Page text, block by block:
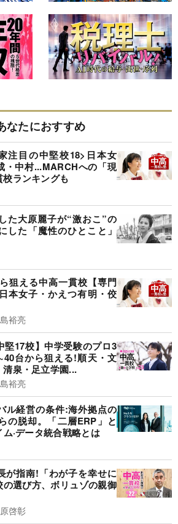
なたにおすすめ
注目の中堅校18>日本女
・中村...MARCHへの「現
ランキングも
た大原麗子が“激おこ”の
した「魔性のひとこと」
狙える中高一貫校【専門
本女子・かえつ有明・佼
裕亮
堅17校】中学受験のプロ3
台から狙える!順天・文
泉・足立学園...
裕亮
ル経営の条件:海外拠点の
の脱却。「二層ERP」と
·データ統合戦略とは
が指南!「わが子を幸せに
選び方、ボリュゾの親御
啓彰